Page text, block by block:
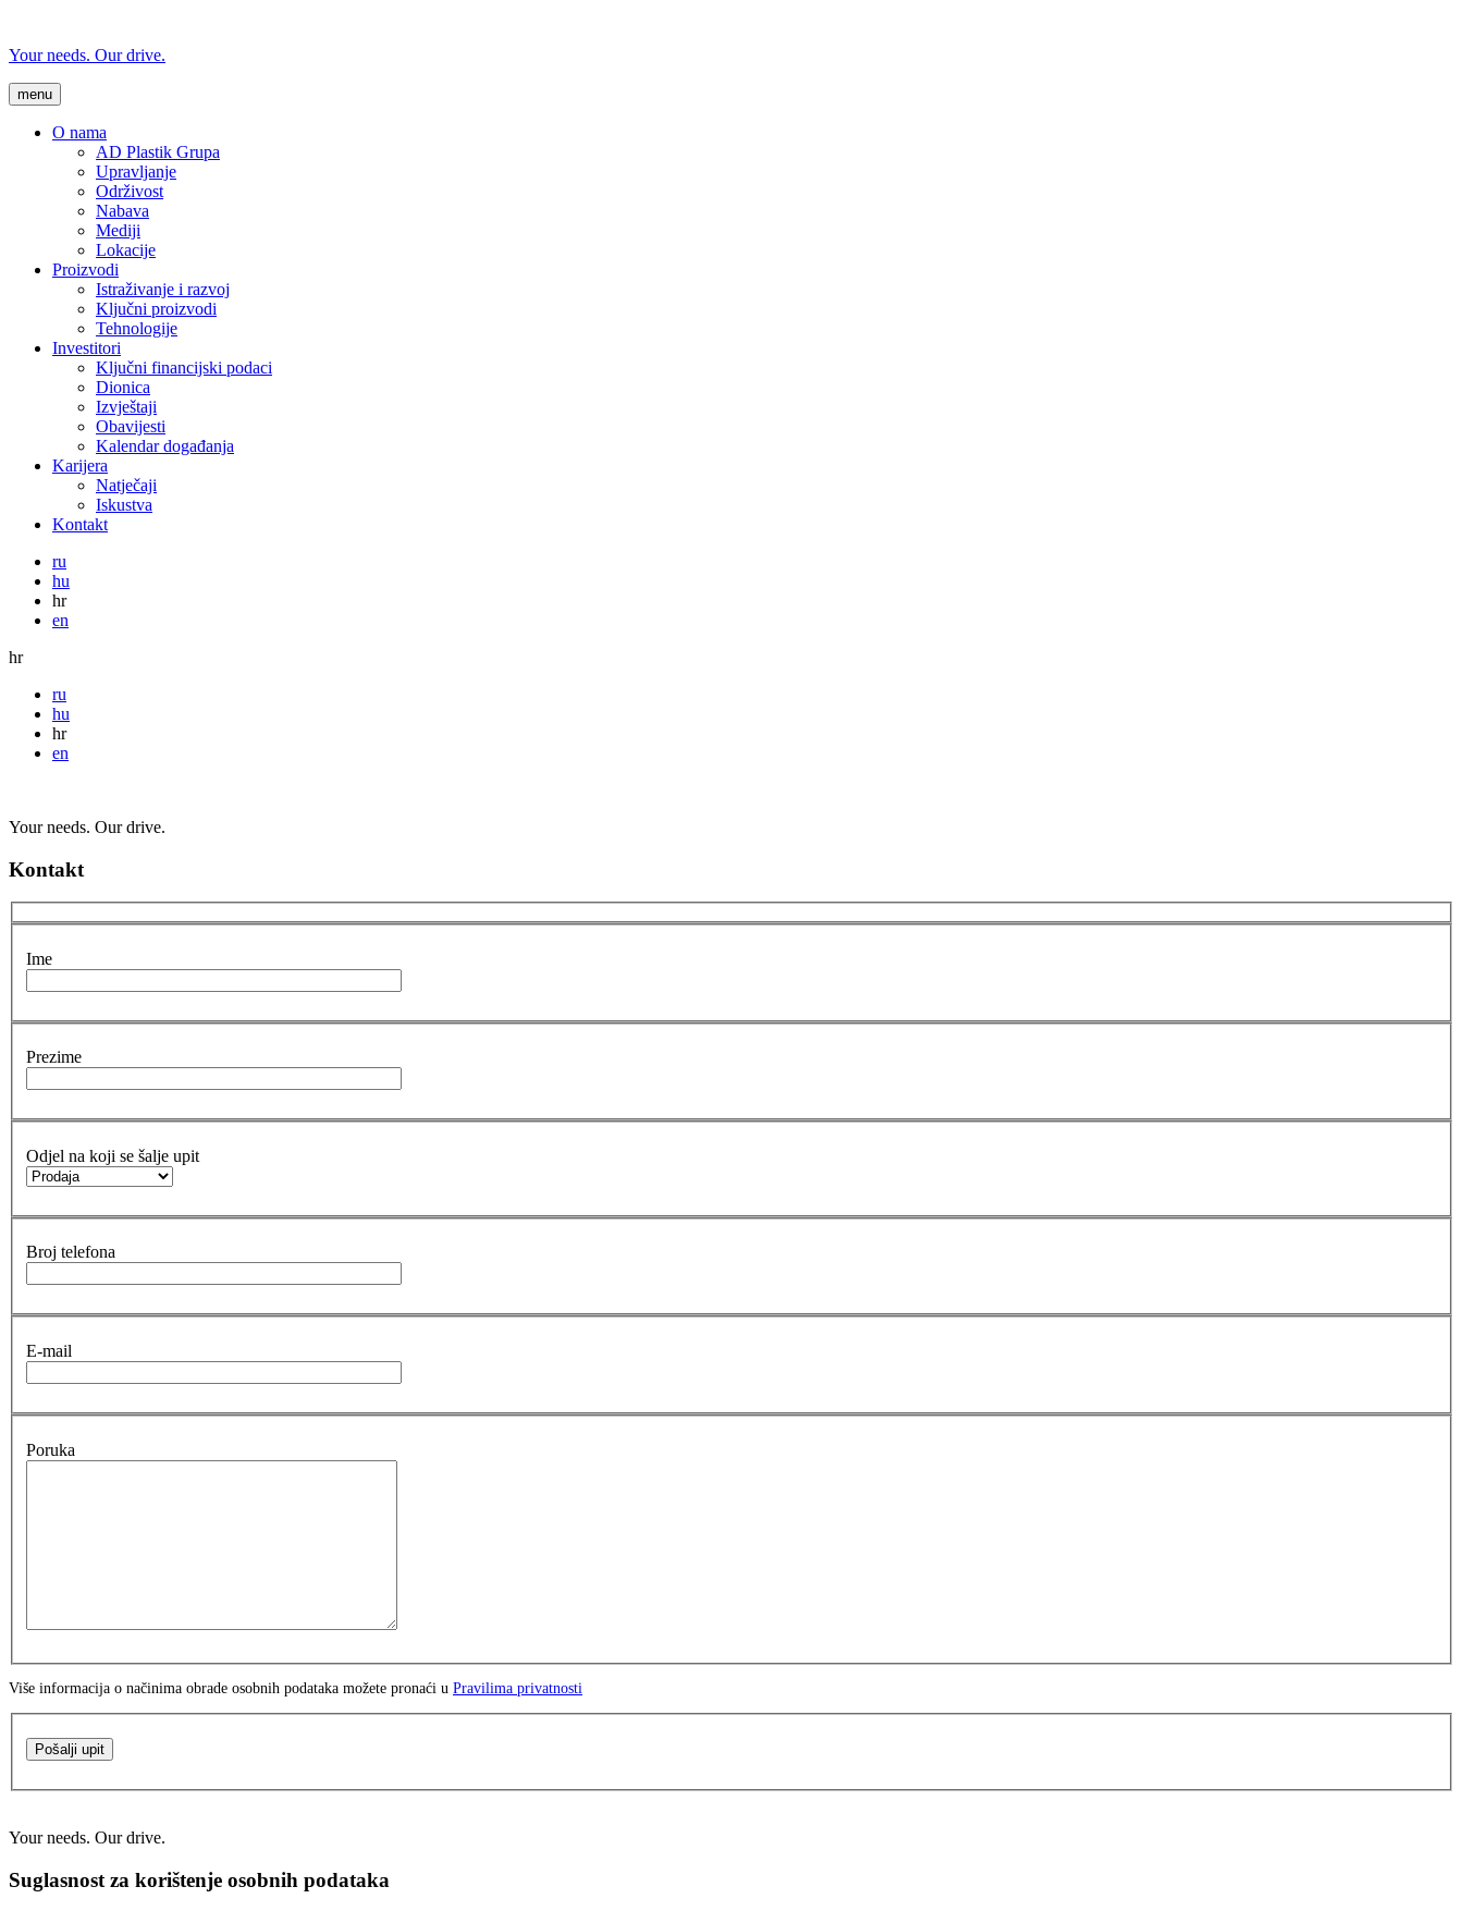
Your needs. Our drive.
menu
O nama
AD Plastik Grupa
Upravljanje
Održivost
Nabava
Mediji
Lokacije
Proizvodi
Istraživanje i razvoj
Ključni proizvodi
Tehnologije
Investitori
Ključni financijski podaci
Dionica
Izvještaji
Obavijesti
Kalendar događanja
Karijera
Natječaji
Iskustva
Kontakt
ru
hu
hr
en
hr
ru
hu
hr
en
Your needs. Our drive.
Kontakt
Ime
Prezime
Odjel na koji se šalje upit
Broj telefona
E-mail
Poruka
Više informacija o načinima obrade osobnih podataka možete pronaći u Pravilima privatnosti
Pošalji upit
Your needs. Our drive.
Suglasnost za korištenje osobnih podataka